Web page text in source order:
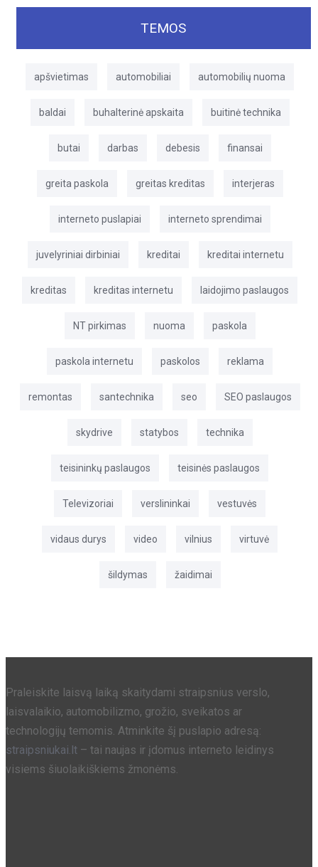
TEMOS
apšvietimas automobiliai automobilių nuoma
baldai buhalterinė apskaita buitinė technika
butai darbas debesis finansai
greita paskola greitas kreditas interjeras
interneto puslapiai interneto sprendimai
juvelyriniai dirbiniai kreditai kreditai internetu
kreditas kreditas internetu laidojimo paslaugos
NT pirkimas nuoma paskola
paskola internetu paskolos reklama
remontas santechnika seo SEO paslaugos
skydrive statybos technika
teisininkų paslaugos teisinės paslaugos
Televizoriai verslininkai vestuvės
vidaus durys video vilnius virtuvė
šildymas žaidimai
Praleiskite laisvą laiką skaitydami straipsnius verslo,
laisvalaikio, automobilizmo, grožio, sveikatos ar
technologijų temomis. Atminkite šį puslapio adresą:
straipsniukai.lt – tai naujas ir įdomus interneto leidinys
visiems šiuolaikiškiems žmonėms.